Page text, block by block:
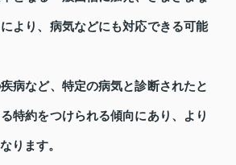
より、病気などにも対応できる可能
病など、特定の病気と診断されたと
特約をつけられる傾向にあり、より
ります。